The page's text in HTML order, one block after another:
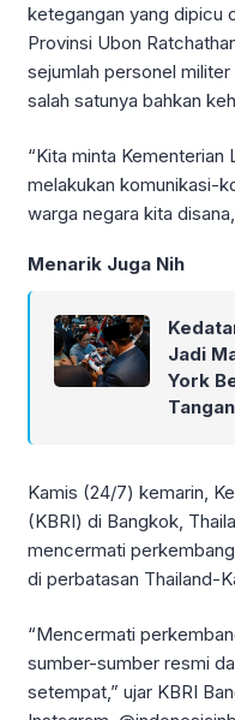
ketegangan yang dipicu
Provinsi Ubon
sejumlah personel
salah satunya bahkan
“Kita minta Kementerian
melakukan komunikasi-
warga negara kita
Menarik Juga Nih
Jadi
York
Tangan
Kamis (24/7) kemarin,
(KBRI) di Bangkok,
mencermati
di perbatasan Thailand-
“Mencermati
sumber-sumber resmi
setempat,” ujar KBRI